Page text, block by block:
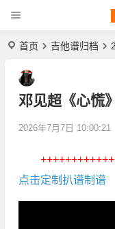
首页 吉他谱归档
邓见超《心慌
2026年7月7日 10:00:21
点击定制扒谱制谱